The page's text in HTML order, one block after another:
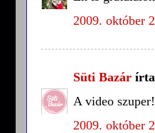
2009. október
Süti Bazár
A video
2009. október